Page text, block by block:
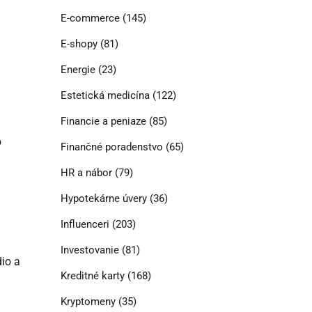
a
E-commerce(145)
E-shopy(81)
Energie(23)
Estetická medicína(122)
Financie a peniaze(85)
Finančné poradenstvo (65)
HR a nábor(79)
Hypotekárne úvery(36)
Influenceri (203)
Investovanie(81)
Kreditné karty(168)
Kryptomeny(35)